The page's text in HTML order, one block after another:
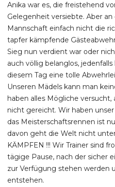
Anika war es, die freistehend
Gelegenheit versiebte. Aber
Mannschaft einfach nicht die
tapfer kämpfende
Sieg nun verdient war oder
auch völlig belanglos,
diesem Tag eine tolle
Unseren Mädels kann man
haben alles Mögliche versucht,
nicht gereicht. Wir haben
das Meisterschaftsrennen ist
davon geht die Welt nicht
KÄMPFEN !!! Wir Trainer sind
tägige Pause, nach der sicher
zur Verfügung stehen werden
entstehen.